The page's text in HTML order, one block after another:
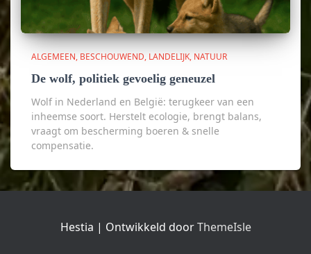
ALGEMEEN BESCHOUWEND LANDELIJK NATUUR
De wolf, politiek gevoelig geneuzel
Wolf in Nederland en België: terugkeer van een
inheemse soort. Herstelt ecologie, brengt balans,
vraagt om bescherming boeren & snelle
compensatie.
Hestia | Ontwikkeld doorThemeIsle